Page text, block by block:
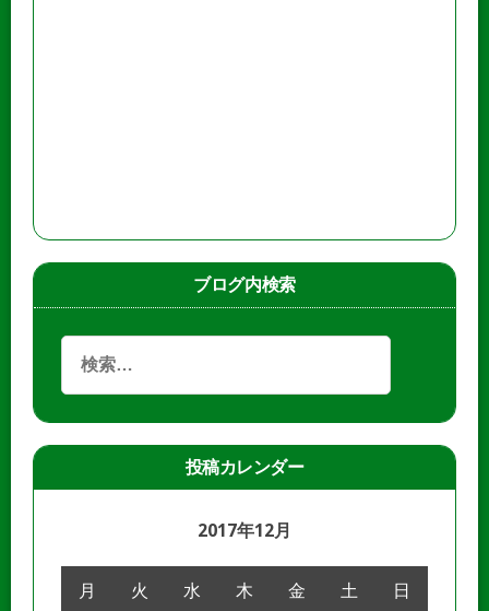
ブログ内検索
投稿カレンダー
2017年12月
月 火 水 木 金 土 日